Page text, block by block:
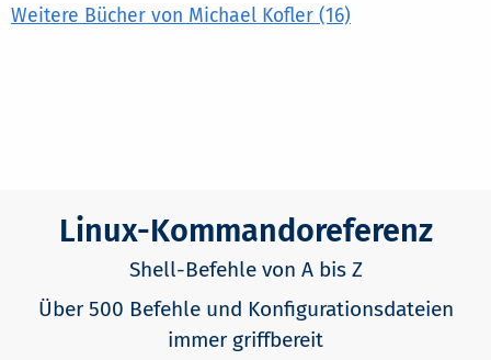
Weitere Bücher von Michael Kofler (16)
Linux-Kommandoreferenz
Shell-Befehle von A bis Z
Über 500 Befehle und Konfigurationsdateien
immer griffbereit